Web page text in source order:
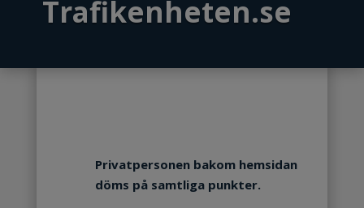
Trafikenheten.se
Privatpersonen bakom hemsidan
döms på samtliga punkter.